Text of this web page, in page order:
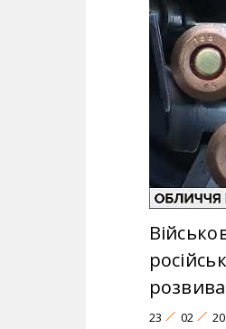
23 02